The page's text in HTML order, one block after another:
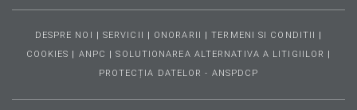
DESPRE NOI | SERVICII | ONORARII |TERMENI SI CONDITII |
COOKIES | ANPC |SOLUTIONAREA ALTERNATIVA A LITIGIILOR |
PROTECȚIA DATELOR - ANSPDCP